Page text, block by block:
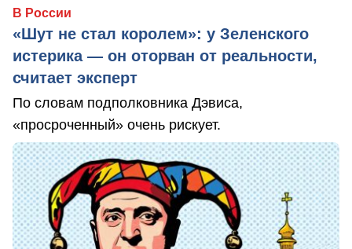
В России
«Шут не стал королем»: у Зеленского
истерика — он оторван от реальности,
считает эксперт
По словам подполковника Дэвиса,
«просроченный» очень рискует.